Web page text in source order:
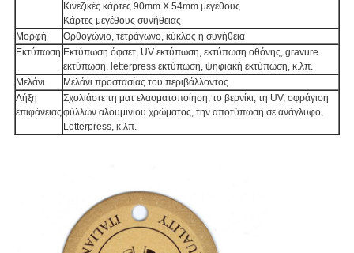
Κινεζικές κάρτες 90mm X 54mm μεγέθους
Κάρτες μεγέθους συνήθειας
Μορφή
Ορθογώνιο, τετράγωνο, κύκλος ή συνήθεια
Εκτύπωση Εκτύπωση όφσετ, UV εκτύπωση, εκτύπωση οθόνης, gravure
εκτύπωση, letterpress εκτύπωση, ψηφιακή εκτύπωση, κ.λπ.
Μελάνι
Μελάνι προστασίας του περιβάλλοντος
Λήξη
επιφάνειας
Σχολιάστε τη ματ ελασματοποίηση, το βερνίκι, τη UV, σφράγιση
φύλλων αλουμινίου χρώματος, την αποτύπωση σε ανάγλυφο,
Letterpress, κ.λπ.